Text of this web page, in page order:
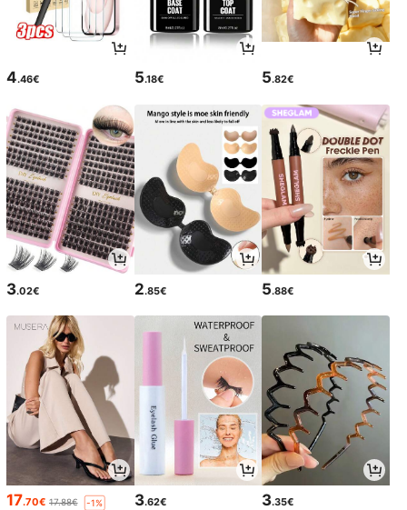
4.46€ 5.18€ 5.82€
3.02€ 2.85€ 5.88€
17.70€ 17.88€ -1% 3.62€ 3.35€